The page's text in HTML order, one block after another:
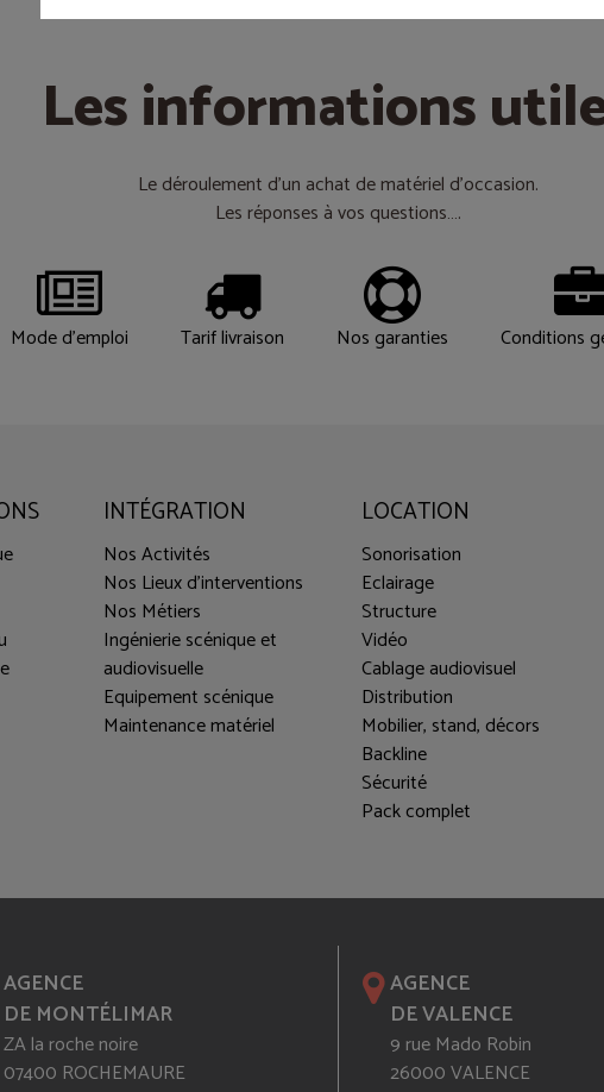
Les informations
Le déroulement d’un achat de matériel d’occasion.
Les réponses à vos questions….
Mode d'emploi Tarif livraison Nos garanties Conditions
INTÉGRATION
Nos Activités
Nos Lieux d'interventions
Nos Métiers
Ingénierie scénique et
audiovisuelle
Equipement scénique
Maintenance matériel
LOCATION
Sonorisation
Eclairage
Structure
Vidéo
Cablage audiovisuel
Distribution
Mobilier, stand, décors
Backline
Sécurité
Pack complet
AGENCE
DE MONTÉLIMAR
ZA la roche noire
07400 ROCHEMAURE
AGENCE
DE VALENCE
9 rue Mado Robin
26000 VALENCE